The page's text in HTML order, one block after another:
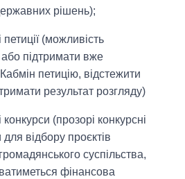
рішень);
петиції (можливість
або підтримати вже
петицію, відстежити
результат розгляду)
конкурси (прозорі конкурсні
відбору проєктів
громадянського суспільства,
фінансова